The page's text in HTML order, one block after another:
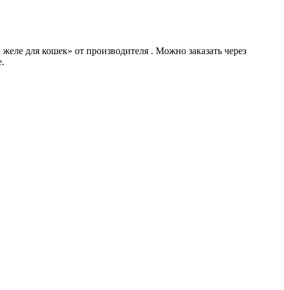
для кошек» от производителя . Можно заказать через